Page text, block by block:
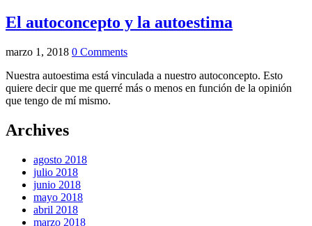
El autoconcepto y la autoestima
marzo 1, 2018 0 Comments
Nuestra autoestima está vinculada a nuestro autoconcepto. Esto
quiere decir que me querré más o menos en función de la opinión
que tengo de mí mismo.
Archives
agosto 2018
julio 2018
junio 2018
mayo 2018
abril 2018
marzo 2018